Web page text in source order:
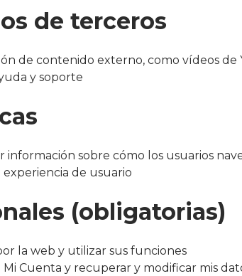
de tu zona, como
o Doble
"Después de varios meses
bueno. El equipo de Que
trato excelente, siempre
agradece su entusiasmo,
de terceros
de contenido externo, como vídeos de
y soporte
información sobre cómo los usuarios
experiencia de usuario
(obligatorias)
la web y utilizar sus funciones
Mi Cuenta y recuperar y modificar mis